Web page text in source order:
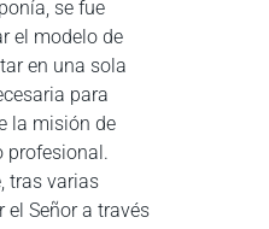
se fue
el modelo de
en una sola
para
la misión de
profesional.
tras varias
Señor a través